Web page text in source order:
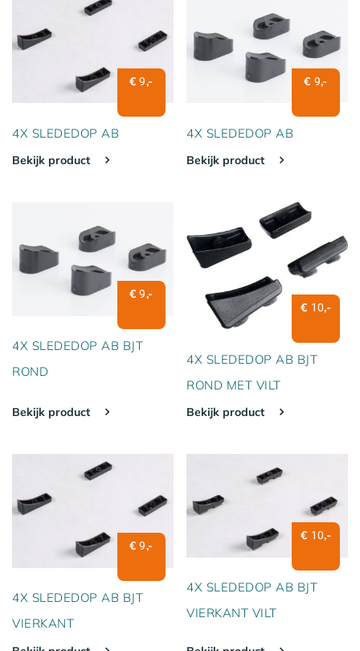
€9,-
4X SLEDEDOP AB
Bekijk product
€ 9,-
4X SLEDEDOP AB
Bekijk product
€9,-
4X SLEDEDOP AB BJT
ROND
Bekijk product
€ 10,-
4X SLEDEDOP AB BJT
ROND MET VILT
Bekijk product
€9,-
4X SLEDEDOP AB BJT
VIERKANT
€ 10,-
4X SLEDEDOP AB BJT
VIERKANT VILT